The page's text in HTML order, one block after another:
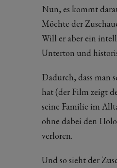
Nun, es kommt
Möchte der
Will er aber ein
Unterton und
Dadurch, dass man
hat (der Film zeigt
seine Familie im
ohne dabei den
verloren.
Und so sieht der